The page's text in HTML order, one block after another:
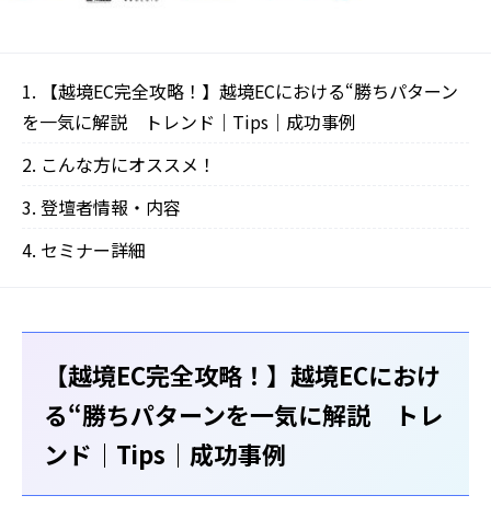
【越境EC完全攻略！】越境ECにおける“勝ちパターン
を一気に解説 トレンド｜Tips｜成功事例
こんな方にオススメ！
登壇者情報・内容‍‍
セミナー詳細
【越境EC完全攻略！】越境ECにおけ
る“勝ちパターンを一気に解説 トレ
ンド｜Tips｜成功事例